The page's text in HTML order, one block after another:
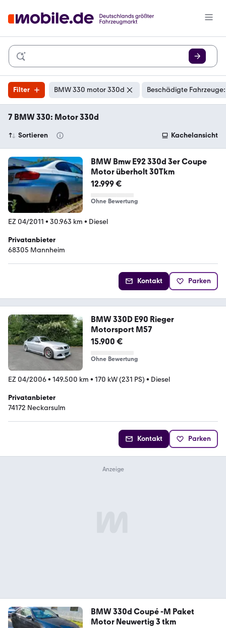
Filter BMW 330 motor 330d Beschädigte
7 BMW 330: Motor 330d
Sortieren Kachelansicht
BMW Bmw E92 330d 3er Coupe
Motor überholt 30Tkm
12.999 €
Ohne Bewertung
EZ 04/2011 • 30.963 km • Diesel
Privatanbieter
68305 Mannheim
Kontakt Parken
BMW 330D E90 Rieger
Motorsport M57
15.900 €
Ohne Bewertung
EZ 04/2006• 149.500 km • 170 kW (231 PS) • Diesel
Privatanbieter
74172 Neckarsulm
Kontakt Parken
BMW 330d Coupé -M Paket
Motor Neuwertig 3 tkm